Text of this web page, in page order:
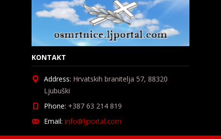
KONTAKT
Address: Hrvatskih branitelja 57, 88320
Ljubuški
Phone: +387 63 214 819
Email: info@ljportal.com